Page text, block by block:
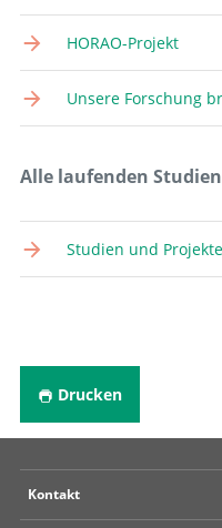
HORAO-Projekt
Unsere Forschung
Alle laufenden
Studien und Projekte
Drucken
Kontakt